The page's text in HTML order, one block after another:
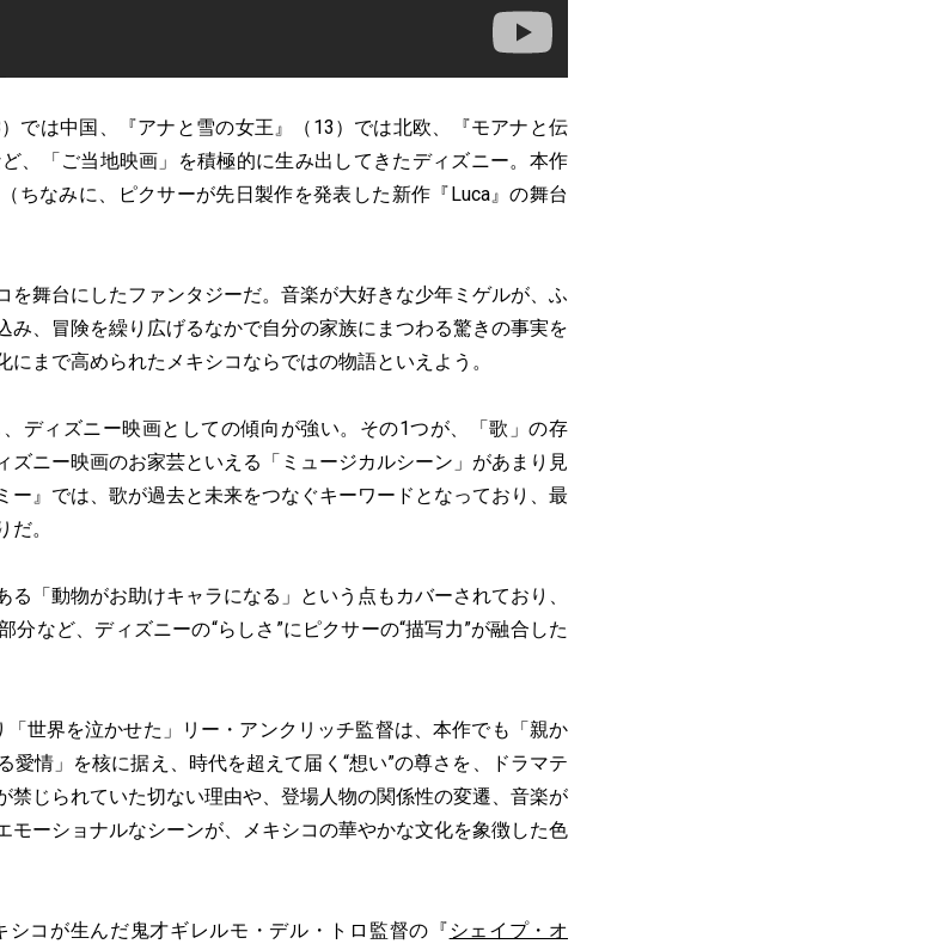
では中国、『アナと雪の女王』（13）では北欧、『モアナと伝
、「ご当地映画」を積極的に生み出してきたディズニー。本作
ちなみに、ピクサーが先日製作を発表した新作『Luca』の舞台
を舞台にしたファンタジーだ。音楽が大好きな少年ミゲルが、ふ
み、冒険を繰り広げるなかで自分の家族にまつわる驚きの事実を
まで高められたメキシコならではの物語といえよう。
ディズニー映画としての傾向が強い。その1つが、「歌」の存
ズニー映画のお家芸といえる「ミュージカルシーン」があまり見
ー』では、歌が過去と未来をつなぐキーワードとなっており、最
。
「動物がお助けキャラになる」という点もカバーされており、
分など、ディズニーの“らしさ”にピクサーの“描写力”が融合した
「世界を泣かせた」リー・アンクリッチ監督は、本作でも「親か
愛情」を核に据え、時代を超えて届く“想い”の尊さを、ドラマテ
禁じられていた切ない理由や、登場人物の関係性の変遷、音楽が
モーショナルなシーンが、メキシコの華やかな文化を象徴した色
コが生んだ鬼才ギレルモ・デル・トロ監督の『 シェイプ・オ